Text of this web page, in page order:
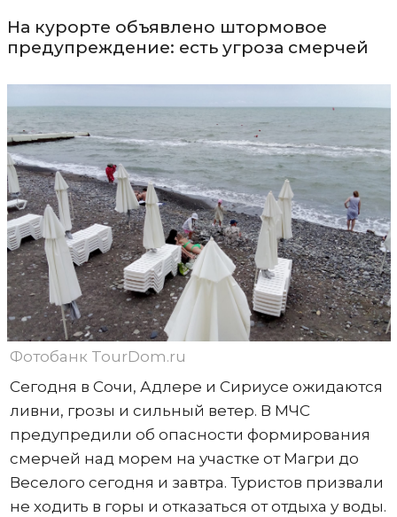
На курорте объявлено штормовое
предупреждение: есть угроза смерчей
Фотобанк TourDom.ru
Сегодня в Сочи, Адлере и Сириусе ожидаются
ливни, грозы и сильный ветер. В МЧС
предупредили об опасности формирования
смерчей над морем на участке от Магри до
Веселого сегодня и завтра. Туристов призвали
не ходить в горы и отказаться от отдыха у воды.